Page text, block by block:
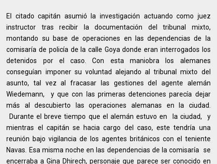
El citado capitán asumió la investigación actuando como juez
instructor tras recibir la documentación del tribunal mixto,
montando su base de operaciones en las dependencias de la
comisaría de policía de la calle Goya donde eran interrogados los
detenidos por el caso. Con esta maniobra los alemanes
conseguían imponer su voluntad alejando al tribunal mixto del
asunto, tal vez al fracasar las gestiones del agente alemán
Wiedemann, y que con las primeras detenciones parecía dejar
más al descubierto las operaciones alemanas en la ciudad.
Durante el breve tiempo que el alemán estuvo en la ciudad, y
mientras el capitán se hacia cargo del caso, este tendría una
reunión bajo vigilancia de los agentes británicos con el teniente
Navas. Esa misma noche en las dependencias de la comisaría se
encerraba a Gina Dhirech, personaje que parece ser conocido en